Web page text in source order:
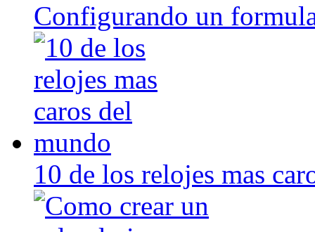
Configurando un
10 de los relojes mas